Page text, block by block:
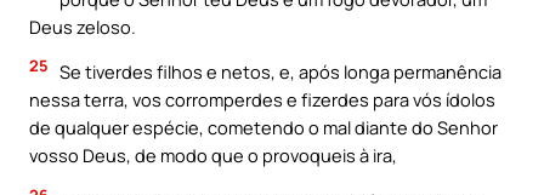
Deus zeloso.
25 Se tiverdes filhos e netos, e, após longa permanência
nessa terra, vos corromperdes e fizerdes para vós ídolos
de qualquer espécie, cometendo o mal diante do Senhor
vosso Deus, de modo que o provoqueis à ira,